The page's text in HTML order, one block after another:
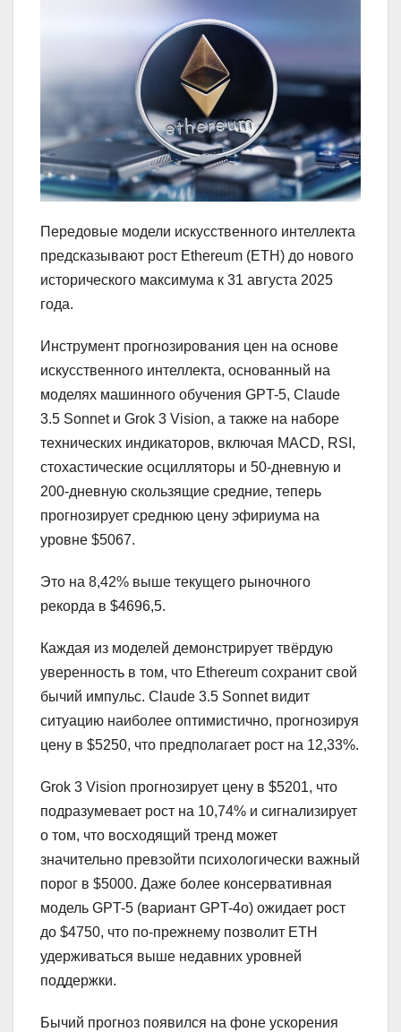
Передовые модели искусственного интеллекта
предсказывают рост Ethereum (ETH) до нового
исторического максимума к 31 августа 2025
года.
Инструмент прогнозирования цен на основе
искусственного интеллекта, основанный на
моделях машинного обучения GPT-5, Claude
3.5 Sonnet и Grok 3 Vision, а также на наборе
технических индикаторов, включая MACD, RSI,
стохастические осцилляторы и 50-дневную и
200-дневную скользящие средние, теперь
прогнозирует среднюю цену эфириума на
уровне $5067.
Это на 8,42% выше текущего рыночного
рекорда в $4696,5.
Каждая из моделей демонстрирует твёрдую
уверенность в том, что Ethereum сохранит свой
бычий импульс. Claude 3.5 Sonnet видит
ситуацию наиболее оптимистично, прогнозируя
цену в $5250, что предполагает рост на 12,33%.
Grok 3 Vision прогнозирует цену в $5201, что
подразумевает рост на 10,74% и сигнализирует
о том, что восходящий тренд может
значительно превзойти психологически важный
порог в $5000. Даже более консервативная
модель GPT-5 (вариант GPT-4o) ожидает рост
до $4750, что по-прежнему позволит ETH
удерживаться выше недавних уровней
поддержки.
Бычий прогноз появился на фоне ускорения